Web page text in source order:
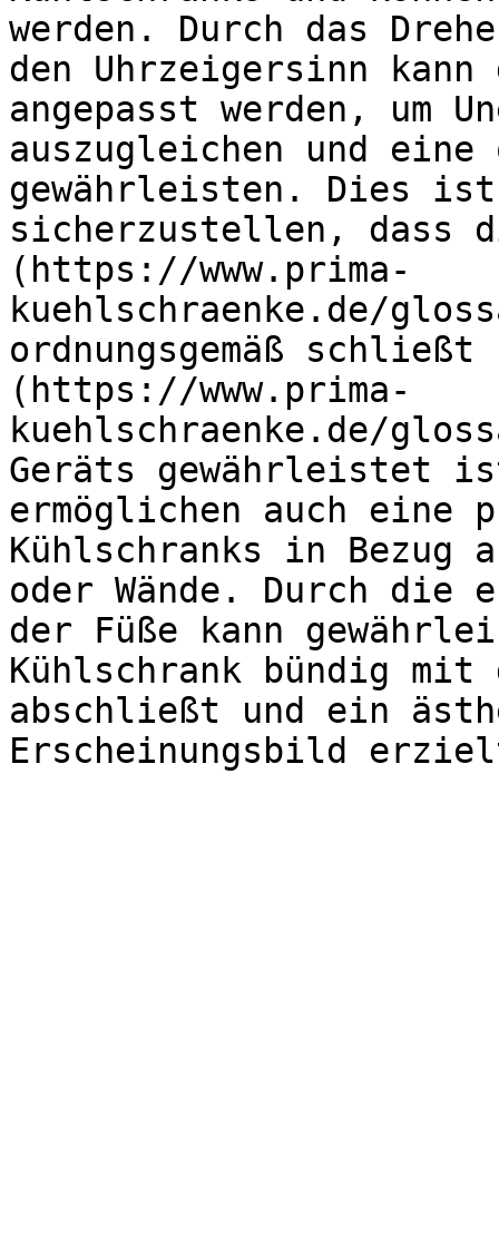
werden. Durch das
den Uhrzeigersinn kann
angepasst werden, um
auszugleichen und
gewährleisten. Dies
sicherzustellen, dass
(https://www.prima-
kuehlschraenke.de/
ordnungsgemäß
(https://www.prima-
kuehlschraenke.de/
Geräts gewährleistet
ermöglichen auch eine
Kühlschranks in Bezug
oder Wände. Durch die
der Füße kann
Kühlschrank bündig mit
abschließt und ein